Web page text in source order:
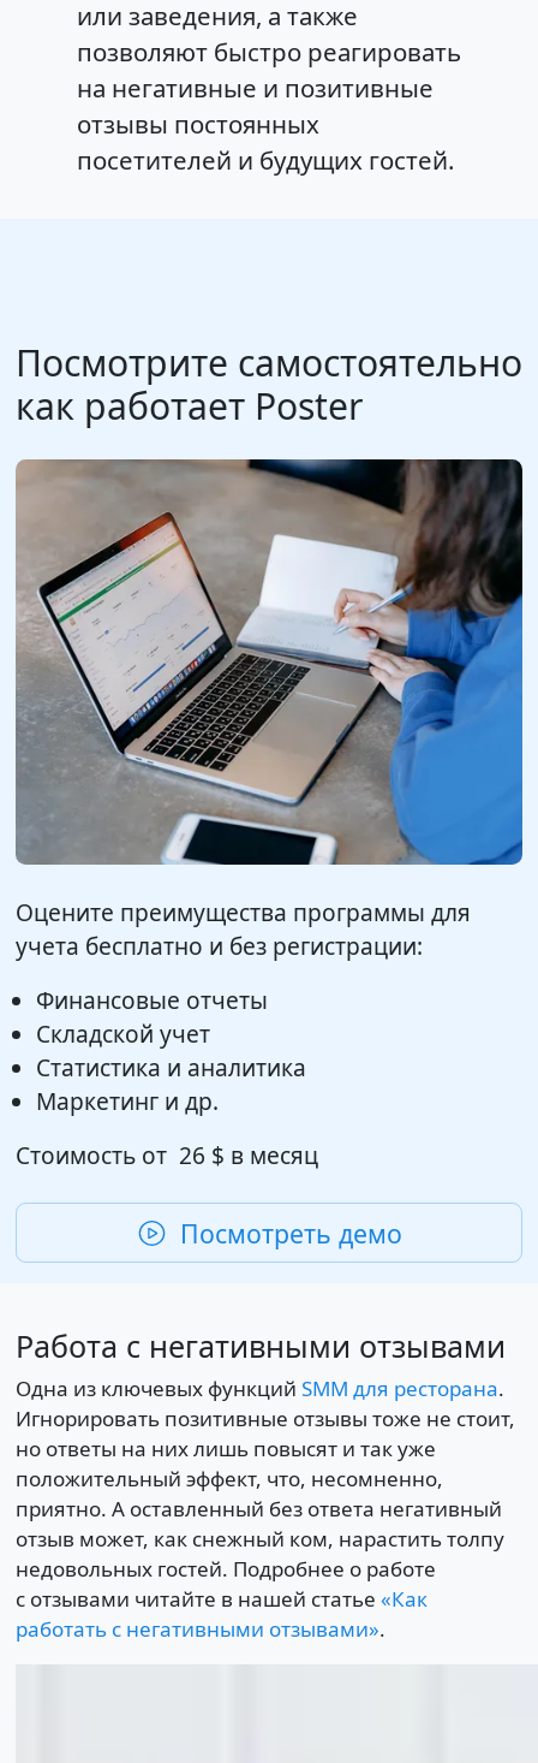
или заведения, а также
позволяют быстро реагировать
на негативные и позитивные
отзывы постоянных
посетителей и будущих гостей.
Посмотрите самостоятельно
как работает Poster
Оцените преимущества программы для
учета бесплатно и без регистрации:
Финансовые отчеты
Складской учет
Статистика и аналитика
Маркетинг и др.
Стоимость от 26 $ в месяц
Посмотреть демо
Работа с негативными отзывами
Одна из ключевых функций SMM для ресторана.
Игнорировать позитивные отзывы тоже не стоит,
но ответы на них лишь повысят и так уже
положительный эффект, что, несомненно,
приятно. А оставленный без ответа негативный
отзыв может, как снежный ком, нарастить толпу
недовольных гостей. Подробнее о работе
с отзывами читайте в нашей статье «Как
работать с негативными отзывами».